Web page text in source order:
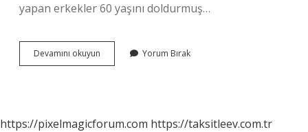
yapan erkekler 60 yaşını doldurmuş…
Devamını okuyun Eczacılar
Kaç
Yorum Bırak
https://pixelmagicforum.com https://taksitleev.com.tr